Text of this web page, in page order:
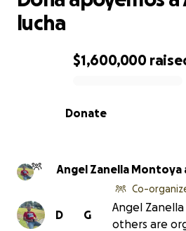
0% complete
$1,600,000
Donate
lucha
Angel Zanella
G
D
Co-
Angel
others are